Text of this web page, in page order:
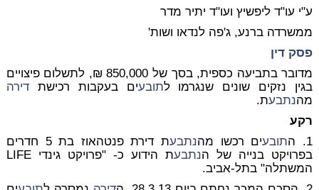
ע"י עו"ד ליפשיץ ועו"ד יתיר מדר
ממשרדה ברנע, ג'פה לנדאו ושות'
פסק דין
מדובר בתביעה כספית, בסך של 850,000 ₪, לתשלום פיצויים
בגין נזקים שונים שנגרמו לתובעים בעקבות רכישתדירה
מהנתבעת.
רקע
1. ה
תובעים רכשו מהנתבע
ת דירת פנטהאוז בת 5 חדרים
בפרויקט בנייה של הנתבע
ת הידוע כ- "פרויקט גינדי LIFE
המשתלה" בתל-אביב.